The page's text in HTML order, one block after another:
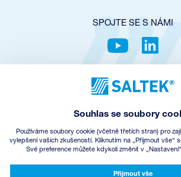
SPOJTE SE S NÁMI
OCHRANA SOUKROMÍ
COOKIES POLICY
OBCHODNÍ
© Copyright
CREATED BY INCUBE
Souhlas se soubory
Používáme soubory cookie (včetně třetích stran) pro
vylepšení vašich zkušeností. Kliknutím na „Přijmout vše“
Své preference můžete kdykoli změnit v
Přijmout vše